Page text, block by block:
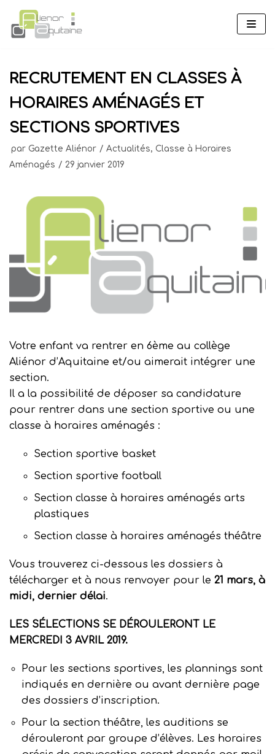
Aller
au
RECRUTEMENT EN CLASSES À
HORAIRES AMÉNAGÉS ET
SECTIONS SPORTIVES
par Gazette Aliénor Actualités, Classe à Horaires
Aménagés
29 janvier 2019
Votre enfant va rentrer en 6ème au collège
Aliénor d’Aquitaine et/ou aimerait intégrer une
section.
Il a la possibilité de déposer sa candidature
pour rentrer dans une section sportive ou une
classe à horaires aménagés :
Section sportive basket
Section sportive football
Section classe à horaires aménagés arts
plastiques
Section classe à horaires aménagés théâtre
Vous trouverez ci-dessous les dossiers à
télécharger et à nous renvoyer pour le 21 mars, à
midi, dernier délai.
LES SÉLECTIONS SE DÉROULERONT LE
MERCREDI 3 AVRIL 2019.
Pour les sections sportives, les plannings sont
indiqués en dernière ou avant dernière page
des dossiers d’inscription.
Pour la section théâtre, les auditions se
dérouleront par groupe d’élèves. Les horaires